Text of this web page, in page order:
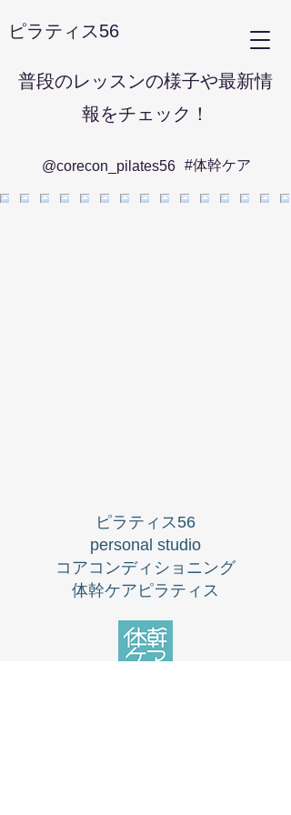
ピラティス56
普段のレッスンの様子や最新情
報をチェック！
#体幹ケア
@corecon_pilates56
ピラティス56
personal studio
​コアコンディショニング
体幹ケアピラティス